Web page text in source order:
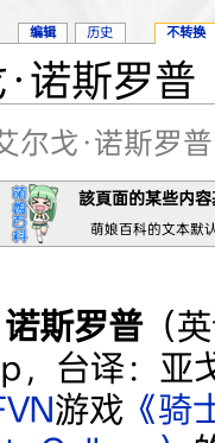
诺斯罗普
尔戈·诺斯罗普
該頁面的某些内
萌娘百科的文本默
斯罗普（
，台译：亚
游戏 《骑
编辑 历史 不转换